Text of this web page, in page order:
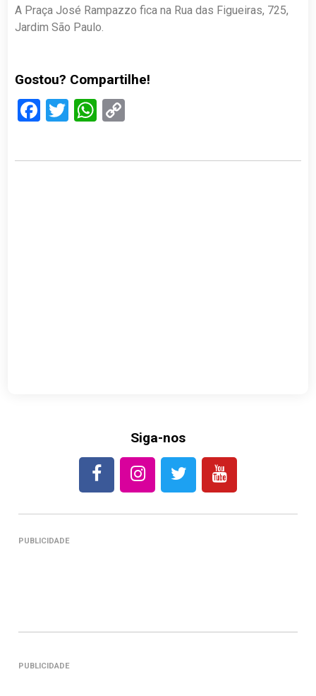
A Praça José Rampazzo fica na Rua das Figueiras, 725,
Jardim São Paulo.
Gostou? Compartilhe!
Facebook
TwitterWhatsApp
Siga-nos
PUBLICIDADE
PUBLICIDADE